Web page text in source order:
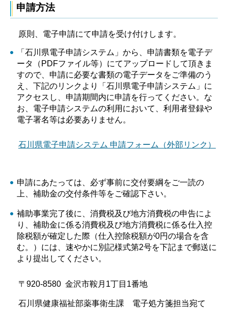
申請方法
原則、電子申請にて申請を受け付けします。
「石川県電子申請システム」から、申請書類を電子デ
ータ（PDFファイル等）にてアップロードして頂きま
すので、申請に必要な書類の電子データをご準備のう
え、下記のリンクより「石川県電子申請システム」に
アクセスし、申請期間内に申請を行ってください。な
お、電子申請システムの利用において、利用者登録や
電子署名等は必要ありません。
石川県電子申請システム 申請フォーム（外部リンク）
申請にあたっては、必ず事前に交付要綱をご一読の
上、補助金の交付条件等をご確認下さい。
補助事業完了後に、消費税及び地方消費税の申告によ
り、補助金に係る消費税及び地方消費税に係る仕入控
除税額が確定した際（仕入控除税額が0円の場合を含
む。）には、速やかに別記様式第2号を下記まで郵送に
より提出してください。
〒920-8580 金沢市鞍月1丁目1番地
石川県健康福祉部薬事衛生課 電子処方箋担当宛て